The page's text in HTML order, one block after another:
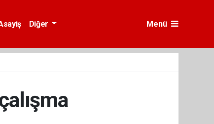
Diğer Menü